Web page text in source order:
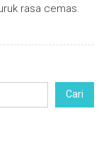
rasa cemas.
Cari